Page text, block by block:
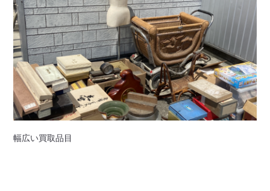
幅広い買取品目